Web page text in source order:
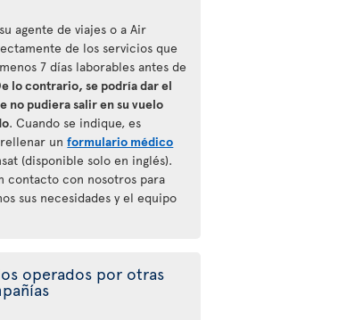
agente de viajes o a Air
de los servicios que
7 días laborables antes de
lo contrario, se podría dar el
no pudiera salir en su vuelo
. Cuando se indique, es
unformulario médico
(disponible solo en inglés).
contacto con nosotros para
sus necesidades y el equipo
operados por otras